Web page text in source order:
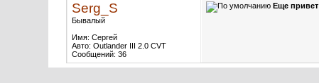
Serg_S
Бывалый
Имя: Сергей
Авто: Outlander III 2.0 CVT
Сообщений: 36
Еще